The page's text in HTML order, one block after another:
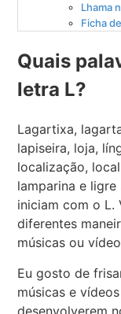
Lhama
Ficha
Quais
letra L?
Lagartixa,
lapiseira, loja,
localização,
lamparina e
iniciam com o L.
diferentes
músicas ou
Eu gosto de
músicas e
desenvolverem